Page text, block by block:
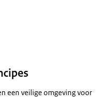
een veilige omgeving voor